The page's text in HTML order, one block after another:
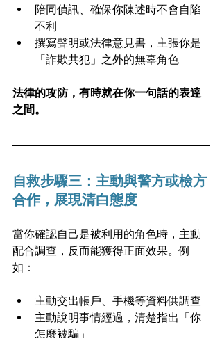
陪同偵訊、確保你陳述時不會自陷
不利
撰寫聲明或法律意見書，主張你是
「詐欺共犯」之外的無辜角色
法律的攻防，有時就在你一句話的表達
之間。
自救步驟三：主動與警方或檢方
合作，展現清白態度
當你確認自己是被利用的角色時，主動
配合調查，反而能獲得正面效果。例
如：
主動交出帳戶、手機等資料供調查
主動說明事情經過，清楚指出「你
怎麼被騙」